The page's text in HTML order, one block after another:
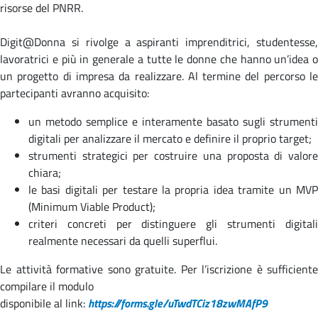
risorse del PNRR.
Digit@Donna si rivolge a aspiranti imprenditrici, studentesse,
lavoratrici e più in generale a tutte le donne che hanno un’idea o
un progetto di impresa da realizzare. Al termine del percorso le
partecipanti avranno acquisito:
un metodo semplice e interamente basato sugli strumenti
digitali per analizzare il mercato e definire il proprio target;
strumenti strategici per costruire una proposta di valore
chiara;
le basi digitali per testare la propria idea tramite un MVP
(Minimum Viable Product);
criteri concreti per distinguere gli strumenti digitali
realmente necessari da quelli superflui.
Le attività formative sono gratuite. Per l’iscrizione è sufficiente
compilare il modulo
disponibile al link: https://forms.gle/uTwdTCiz18zwMAfP9